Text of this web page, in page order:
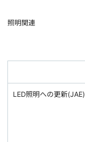
照明関連
LED照明への更新(JAE)